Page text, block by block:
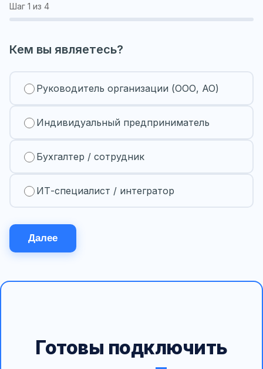
Шаг 1 из 4
Кем вы являетесь?
Руководитель организации (ООО, АО)
Индивидуальный предприниматель
Бухгалтер / сотрудник
ИТ-специалист / интегратор
Далее
Готовы подключить